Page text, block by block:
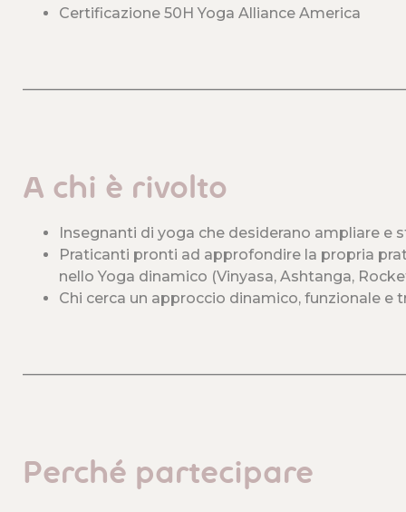
Certificazione 50H Yoga Alliance America
A chi è rivolto
Insegnanti di yoga che desiderano ampliare e
Praticanti pronti ad approfondire la propria
nello Yoga dinamico (Vinyasa, Ashtanga,
Chi cerca un approccio dinamico, funzionale e
Perché partecipare